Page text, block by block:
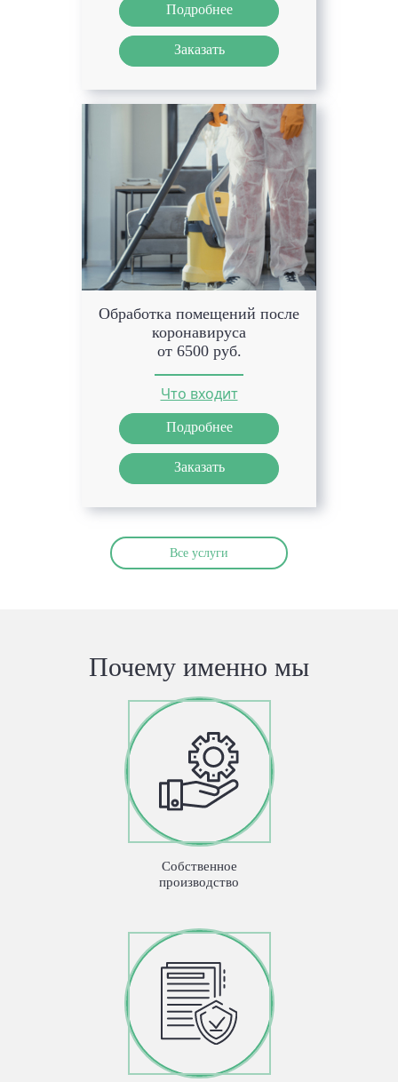
Подробнее
Заказать
Обработка помещений после
коронавируса
от 6500 руб.
Что входит
Подробнее
Заказать
Все услуги
Почему именно мы
Собственное
производство